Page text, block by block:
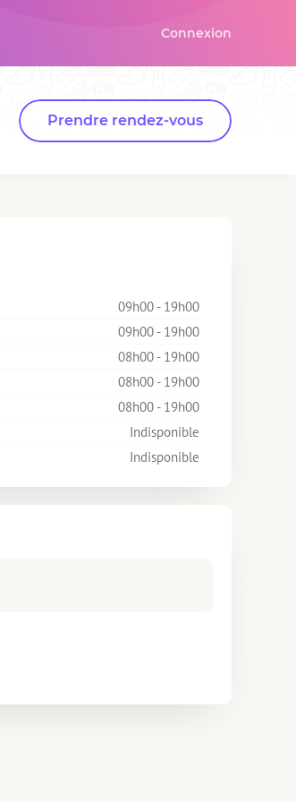
Connexion
Prendre rendez-vous
09h00 - 19h00
09h00 - 19h00
08h00 - 19h00
08h00 - 19h00
08h00 - 19h00
Indisponible
Indisponible